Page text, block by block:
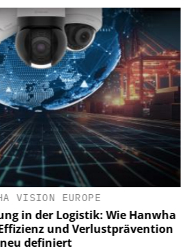
VISION EUROPE
in der Logistik: Wie Hanwha
und Verlustprävention
neu definiert